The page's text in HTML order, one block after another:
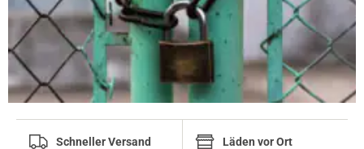
Schneller Versand Läden vor Ort